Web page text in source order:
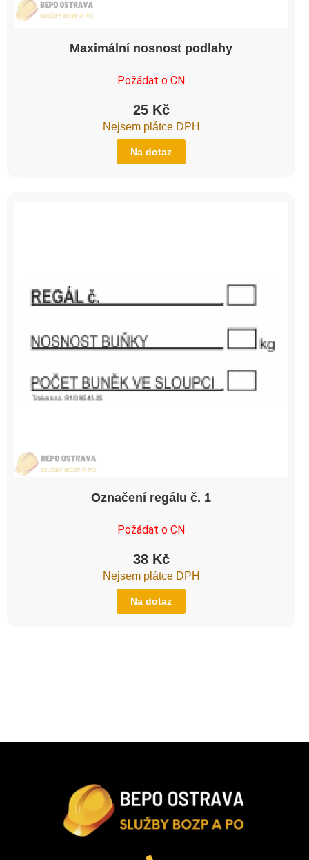
Maximální nosnost podlahy
Požádat o CN
25 Kč
Nejsem plátce DPH
Na dotaz
Označení regálu č. 1
Požádat o CN
38 Kč
Nejsem plátce DPH
Na dotaz